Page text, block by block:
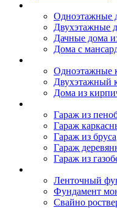
Одноэтажные
Двухэтажные
Дачные дома
Дома с
Одноэтажные
Двухэтажный
Дома из
Гараж из
Гараж
Гараж из бруса
Гараж
Гараж из
Ленточный
Фундамент
Свайно